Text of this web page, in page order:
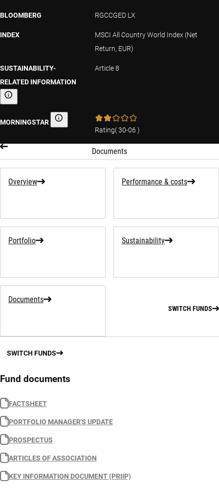
BLOOMBERG RGCCGED LX
INDEX
MSCI All Country World Index (Net
Return, EUR)
SUSTAINABILITY-
RELATED INFORMATION
Sustainability-related information
Article 8
MORNINGSTAR Morningstar
Rating(30-06 )
Documents
Overview Performance & costs
Portfolio Sustainability
Documents
SWITCH FUNDS
SWITCH FUNDS
Fund documents
FACTSHEET
PORTFOLIO MANAGER'S UPDATE
PROSPECTUS
ARTICLES OF ASSOCIATION
KEY INFORMATION DOCUMENT (PRIIP)